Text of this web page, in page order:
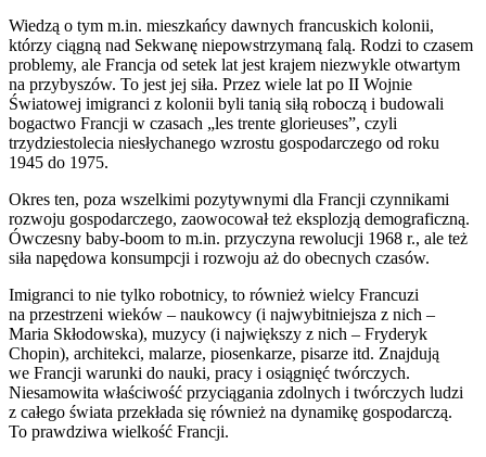
Wiedzą o tym m.in. mieszkańcy dawnych francuskich kolonii,
którzy ciągną nad Sekwanę niepowstrzymaną falą. Rodzi to czasem
problemy, ale Francja od setek lat jest krajem niezwykle otwartym
na przybyszów. To jest jej siła. Przez wiele lat po II Wojnie
Światowej imigranci z kolonii byli tanią siłą roboczą i budowali
bogactwo Francji w czasach „les trente glorieuses”, czyli
trzydziestolecia niesłychanego wzrostu gospodarczego od roku
1945 do 1975.
Okres ten, poza wszelkimi pozytywnymi dla Francji czynnikami
rozwoju gospodarczego, zaowocował też eksplozją demograficzną.
Ówczesny baby-boom to m.in. przyczyna rewolucji 1968 r., ale też
siła napędowa konsumpcji i rozwoju aż do obecnych czasów.
Imigranci to nie tylko robotnicy, to również wielcy Francuzi
na przestrzeni wieków – naukowcy (i najwybitniejsza z nich –
Maria Skłodowska), muzycy (i największy z nich – Fryderyk
Chopin), architekci, malarze, piosenkarze, pisarze itd. Znajdują
we Francji warunki do nauki, pracy i osiągnięć twórczych.
Niesamowita właściwość przyciągania zdolnych i twórczych ludzi
z całego świata przekłada się również na dynamikę gospodarczą.
To prawdziwa wielkość Francji.